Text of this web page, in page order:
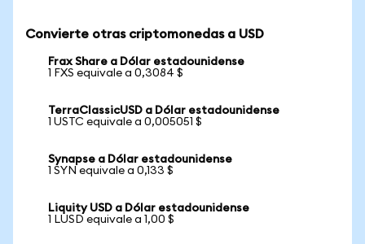
Convierte otras criptomonedas a USD
Frax Share a Dólar estadounidense
1 FXS equivale a 0,3084 $
TerraClassicUSD a Dólar estadounidense
1 USTC equivale a 0,005051 $
Synapse a Dólar estadounidense
1 SYN equivale a 0,133 $
Liquity USD a Dólar estadounidense
1 LUSD equivale a 1,00 $